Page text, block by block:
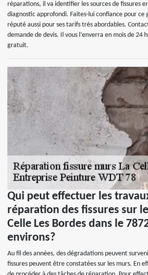
réparations, il va identifier les sources de fissures
diagnostic approfondi. Faites-lui confiance pour ce
réputé aussi pour ses tarifs très abordables.
demande de devis. Il vous l’enverra en mois de 24
gratuit.
Qui peut effectuer les
réparation des fissures sur
Celle Les Bordes dans le
environs?
Au fil des années, des dégradations peuvent
fissures peuvent être constatées sur les murs. En